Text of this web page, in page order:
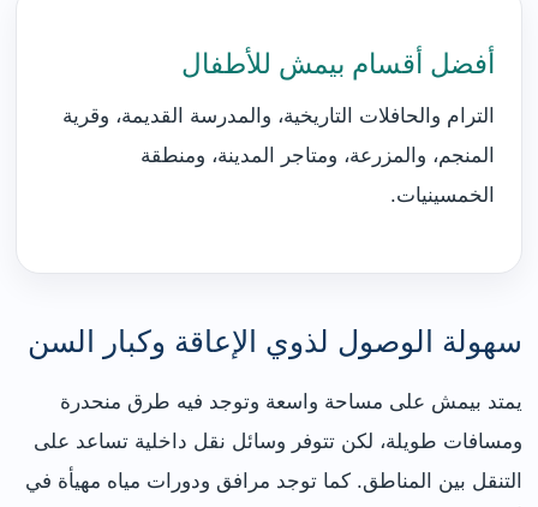
أفضل أقسام بيمش للأطفال
الترام والحافلات التاريخية، والمدرسة القديمة، وقرية
المنجم، والمزرعة، ومتاجر المدينة، ومنطقة
الخمسينيات.
سهولة الوصول لذوي الإعاقة وكبار السن
يمتد بيمش على مساحة واسعة وتوجد فيه طرق منحدرة
ومسافات طويلة، لكن تتوفر وسائل نقل داخلية تساعد على
التنقل بين المناطق. كما توجد مرافق ودورات مياه مهيأة في